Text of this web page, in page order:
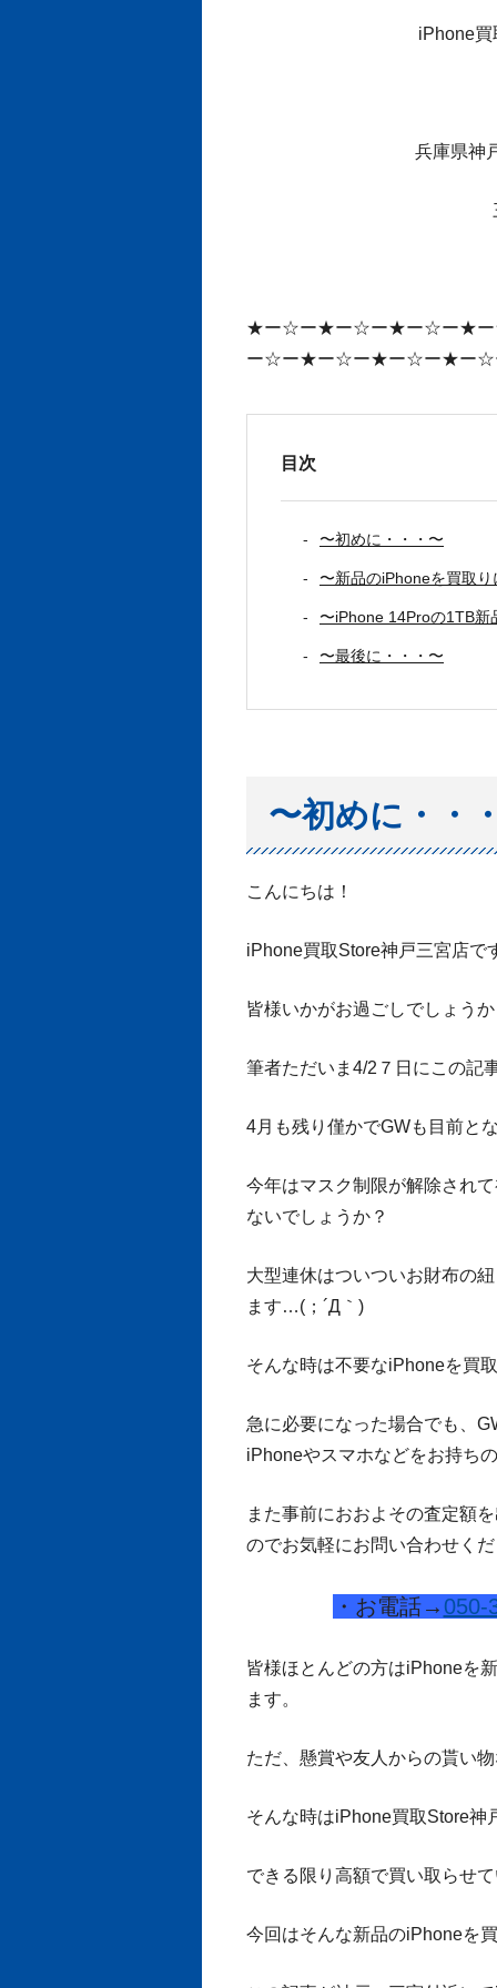
iPhone買
兵庫県神
★ー☆ー★ー☆ー★ー☆ー★
ー☆ー★ー☆ー★ー☆ー★ー
目次
〜初めに・・・〜
〜新品のiPhoneを買取
〜iPhone 14Proの1TB新
〜最後に・・・〜
〜初めに・・
こんにちは！
iPhone買取Store神戸三宮店で
皆様いかがお過ごしでしょう
筆者ただいま4/2７日にこの記
4月も残り僅かでGWも目前と
今年はマスク制限が解除され
ないでしょうか？
大型連休はついついお財布の
ます…(；´Д｀)
そんな時は不要なiPhoneを買
急に必要になった場合でも、
iPhoneやスマホなどをお持ち
また事前におおよその査定額
のでお気軽にお問い合わせく
・お電話→ 050-
皆様ほとんどの方はiPhoneを
ます。
ただ、懸賞や友人からの貰い
そんな時はiPhone買取Store神
できる限り高額で買い取らせ
今回はそんな新品のiPhoneを